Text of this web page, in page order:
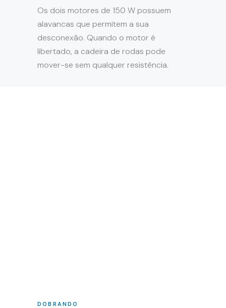
Os dois motores de 150 W possuem
alavancas que permitem a sua
desconexão. Quando o motor é
libertado, a cadeira de rodas pode
mover-se sem qualquer resistência.
DOBRANDO